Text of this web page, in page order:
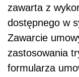
zawarta z
dostępnego w
Zawarcie
zastosowania
formularza